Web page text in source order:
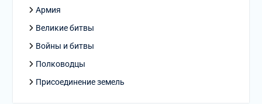
Армия
Великие битвы
Войны и битвы
Полководцы
Присоединение земель